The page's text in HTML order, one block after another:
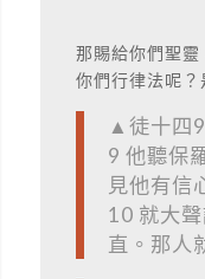
那賜給你們聖
你們行律法呢？
▲徒十四
9 他聽保
見他有信
10 就大
直。那人